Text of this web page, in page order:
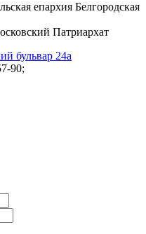
епархия Белгородская
Патриархат
бульвар 24а
90;